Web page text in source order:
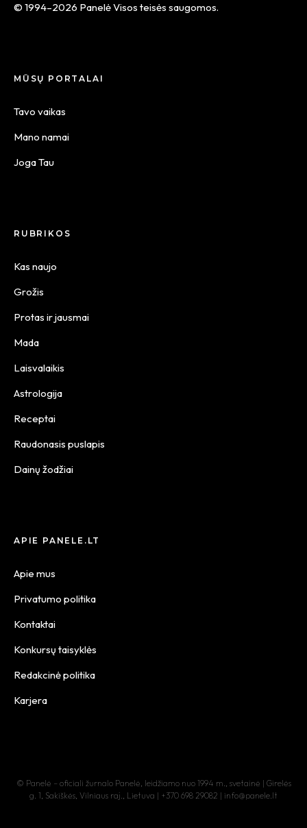
© 1994–2026 Panelė Visos teisės saugomos.
MŪSŲ PORTALAI
Tavo vaikas
Mano namai
Joga Tau
RUBRIKOS
Kas naujo
Grožis
Protas ir jausmai
Mada
Laisvalaikis
Astrologija
Receptai
Raudonasis puslapis
Dainų žodžiai
APIE PANELE.LT
Apie mus
Privatumo politika
Kontaktai
Konkursų taisyklės
Redakcinė politika
Karjera
© Panelė – oficiali žurnalo Panelė, leidžiamo nuo 1994 m., svetainė | Girelės
g. 1, Sakiškės, Vilniaus raj., Lietuva | +370 698 29082 | info@panele.lt